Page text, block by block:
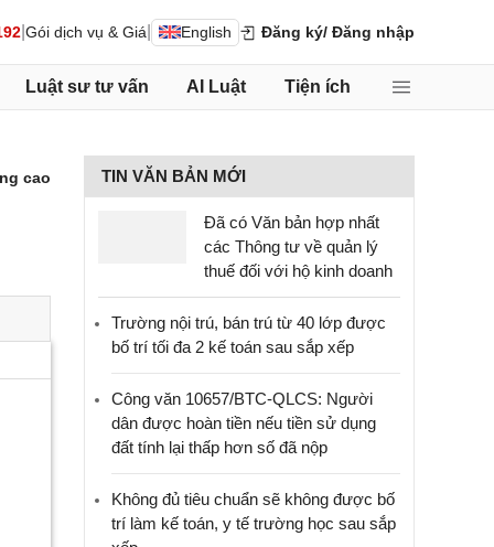
Gói dịch vụ & Giá English Đăng ký/ Đăng nhập
Luật sư tư vấn AI Luật Tiện ích
cao TIN VĂN BẢN MỚI
Đã có Văn bản hợp nhất
các Thông tư về quản lý
thuế đối với hộ kinh doanh
Trường nội trú, bán trú từ 40 lớp được
bố trí tối đa 2 kế toán sau sắp xếp
Công văn 10657/BTC-QLCS: Người
dân được hoàn tiền nếu tiền sử dụng
đất tính lại thấp hơn số đã nộp
Không đủ tiêu chuẩn sẽ không được bố
trí làm kế toán, y tế trường học sau sắp